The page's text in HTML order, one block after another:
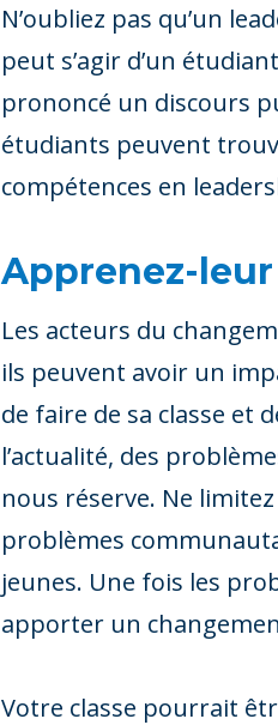
N’oubliez pas qu’un
peut s’agir d’un
prononcé un discours
étudiants peuvent
compétences en
Apprenez-
Les acteurs du
ils peuvent avoir un
de faire de sa classe et
l’actualité, des
nous réserve. Ne
problèmes
jeunes. Une fois les
apporter un
Votre classe pourrait